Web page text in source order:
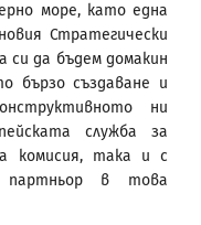
море, като една
Стратегически
си да бъдем домакин
бързо създаване и
ни
служба за
комисия, така и с
партньор в това